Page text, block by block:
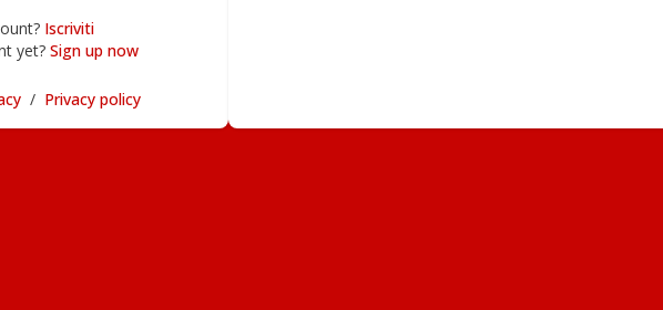
Iscriviti
yet? Sign up now
/ Privacy policy